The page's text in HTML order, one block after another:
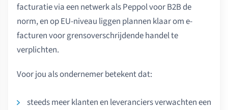
facturatie via een netwerk als Peppol voor B2B de
norm, en op EU-niveau liggen plannen klaar om e-
facturen voor grensoverschrijdende handel te
verplichten.
Voor jou als ondernemer betekent dat:
steeds meer klanten en leveranciers verwachten een